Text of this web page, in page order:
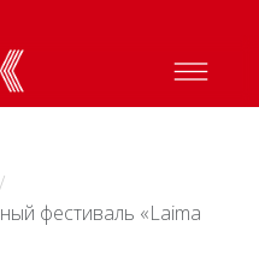
/
фестиваль «Laima